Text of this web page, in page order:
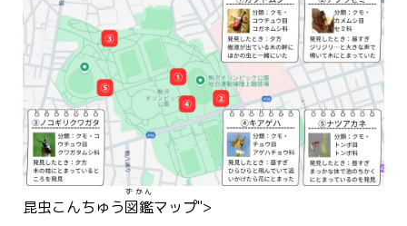
昆虫こんちゅう図鑑
ずかん
マップ">